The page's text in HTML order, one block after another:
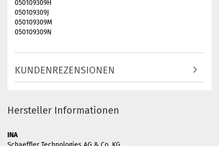
050109309H
050109309J
050109309M
050109309N
KUNDENREZENSIONEN
Hersteller Informationen
INA